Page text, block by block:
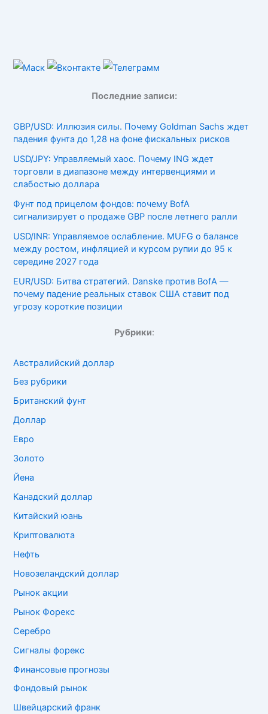
Последние записи:
GBP/USD: Иллюзия силы. Почему Goldman Sachs ждет
падения фунта до 1,28 на фоне фискальных рисков
USD/JPY: Управляемый хаос. Почему ING ждет
торговли в диапазоне между интервенциями и
слабостью доллара
Фунт под прицелом фондов: почему BofA
сигнализирует о продаже GBP после летнего ралли
USD/INR: Управляемое ослабление. MUFG о балансе
между ростом, инфляцией и курсом рупии до 95 к
середине 2027 года
EUR/USD: Битва стратегий. Danske против BofA —
почему падение реальных ставок США ставит под
угрозу короткие позиции
Рубрики:
Австралийский доллар
Без рубрики
Британский фунт
Доллар
Евро
Золото
Йена
Канадский доллар
Китайский юань
Криптовалюта
Нефть
Новозеландский доллар
Рынок акции
Рынок Форекс
Серебро
Сигналы форекс
Финансовые прогнозы
Фондовый рынок
Швейцарский франк